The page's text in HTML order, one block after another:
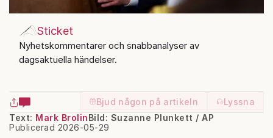
Sticket
Nyhetskommentarer och snabbanalyser av
dagsaktuella händelser.
Bjud någon på artikeln
Lyssna
Text: Mark Brolin
Publicerad 2026-05-29
Bild: Suzanne Plunkett / AP